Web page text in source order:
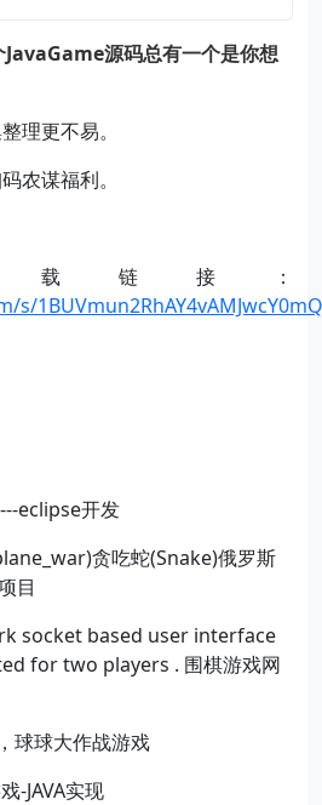
JavaGame源码总有一个是你想
理更不易。
农谋福利。
载链接：
eclipse开发
贪吃蛇(Snake)俄罗斯
目
socket based user interface
for two players . 围棋游戏网
球球大作战游戏
-JAVA实现